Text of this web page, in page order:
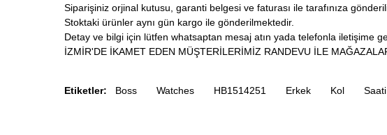
Siparişiniz orjinal kutusu, garanti belgesi ve faturası ile tarafınıza
Stoktaki ürünler aynı gün kargo ile gönderilmektedir.
Detay ve bilgi için lütfen whatsaptan mesaj atın yada telefonla iletişime
İZMİR'DE İKAMET EDEN MÜŞTERİLERİMİZ RANDEVU İLE
Etiketler: Boss Watches HB1514251 Erkek Kol Saati